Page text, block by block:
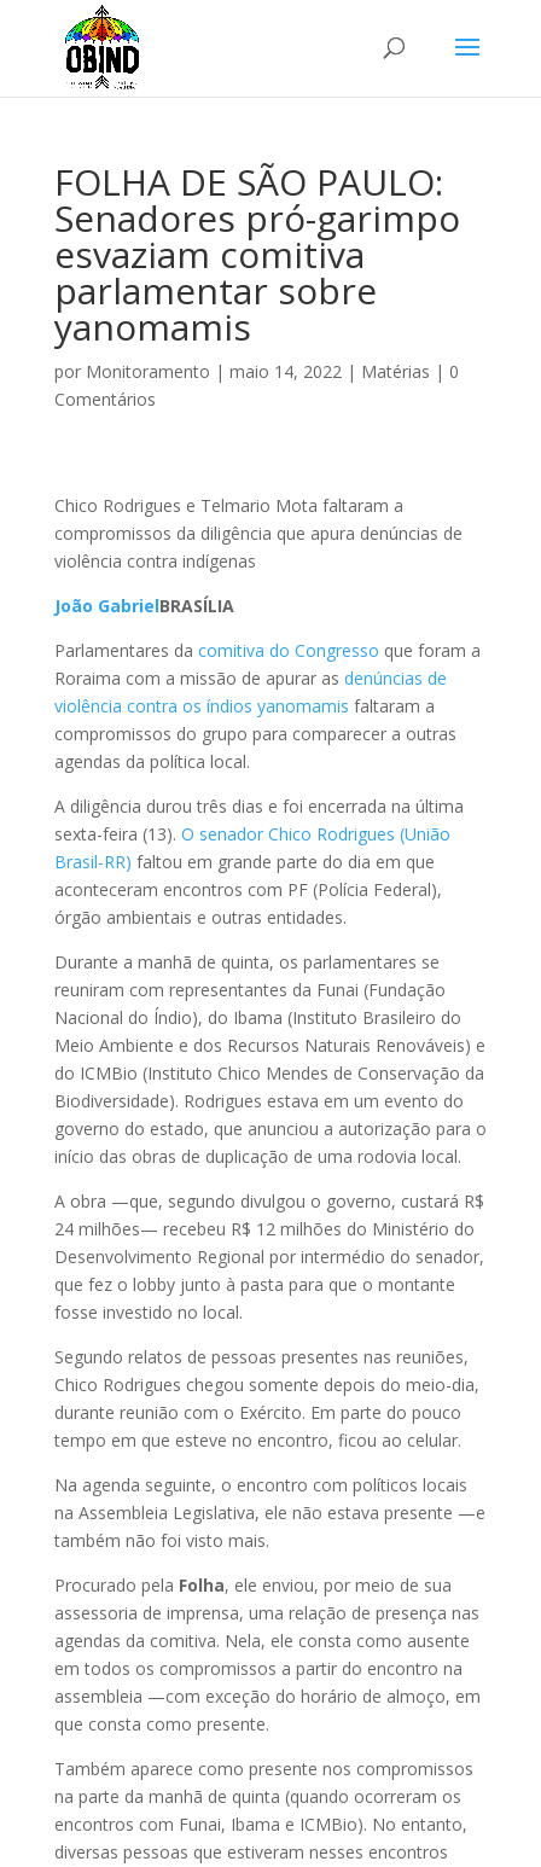
FOLHA DE SÃO PAULO:
Senadores pró-garimpo
esvaziam comitiva
parlamentar sobre
yanomamis
por Monitoramento | maio 14, 2022| Matérias | 0
Comentários
Chico Rodrigues e Telmario Mota faltaram a
compromissos da diligência que apura denúncias de
violência contra indígenas
João GabrielBRASÍLIA
Parlamentares da comitiva do Congresso que foram a
Roraima com a missão de apurar as denúncias de
violência contra os índios yanomamis faltaram a
compromissos do grupo para comparecer a outras
agendas da política local.
A diligência durou três dias e foi encerrada na última
sexta-feira (13). O senador Chico Rodrigues (União
Brasil-RR) faltou em grande parte do dia em que
aconteceram encontros com PF (Polícia Federal),
órgão ambientais e outras entidades.
Durante a manhã de quinta, os parlamentares se
reuniram com representantes da Funai (Fundação
Nacional do Índio), do Ibama (Instituto Brasileiro do
Meio Ambiente e dos Recursos Naturais Renováveis) e
do ICMBio (Instituto Chico Mendes de Conservação da
Biodiversidade). Rodrigues estava em um evento do
governo do estado, que anunciou a autorização para o
início das obras de duplicação de uma rodovia local.
A obra —que, segundo divulgou o governo, custará R$
24 milhões— recebeu R$ 12 milhões do Ministério do
Desenvolvimento Regional por intermédio do senador,
que fez o lobby junto à pasta para que o montante
fosse investido no local.
Segundo relatos de pessoas presentes nas reuniões,
Chico Rodrigues chegou somente depois do meio-dia,
durante reunião com o Exército. Em parte do pouco
tempo em que esteve no encontro, ficou ao celular.
Na agenda seguinte, o encontro com políticos locais
na Assembleia Legislativa, ele não estava presente —e
também não foi visto mais.
Procurado pela Folha, ele enviou, por meio de sua
assessoria de imprensa, uma relação de presença nas
agendas da comitiva. Nela, ele consta como ausente
em todos os compromissos a partir do encontro na
assembleia —com exceção do horário de almoço, em
que consta como presente.
Também aparece como presente nos compromissos
na parte da manhã de quinta (quando ocorreram os
encontros com Funai, Ibama e ICMBio). No entanto,
diversas pessoas que estiveram nesses encontros